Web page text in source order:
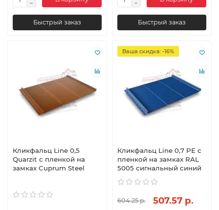
Быстрый заказ Быстрый заказ
Кликфальц Line 0,5
Quarzit с пленкой на
замках Cuprum Steel
Ваша скидка: -16%
Кликфальц Line 0,7 PE с
пленкой на замках RAL
5005 сигнальный синий
604.25 р. 507.57 р.